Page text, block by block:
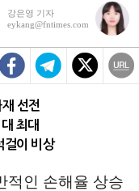
강은영 기자
eykang@fntimes.com
선전
최대
이 비상
적인 손해율 상승